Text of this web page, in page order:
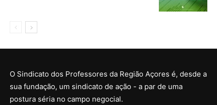
O Sindicato dos Professores da Região Açores é, desde a
sua fundação, um sindicato de ação - a par de uma
postura séria no campo negocial.